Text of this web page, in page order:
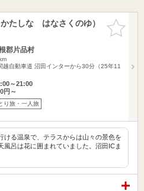
お気に入
りに追加
たしな はなさくのゆ）
郡片品村
越自動車道 沼田インターから30分（25年11
～21:00
円～
り旅・一人旅
ける温泉で、テラスからは山々の景色を
風呂は花に囲まれていました。沼田ICま